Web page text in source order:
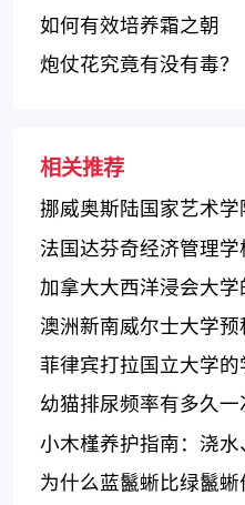
院：实践教学与行业合
如何有效培养霜之朝
炮仗花究竟有没有毒？
相关推荐
挪威奥斯陆国家艺术
育机构
法国达芬奇经济管理
加拿大大西洋浸会大
和地理位置优越
澳洲新南威尔士大学预
菲律宾打拉国立大学的
幼猫排尿频率有多久一
小木槿养护指南：浇
为什么蓝鬣蜥比绿鬣蜥